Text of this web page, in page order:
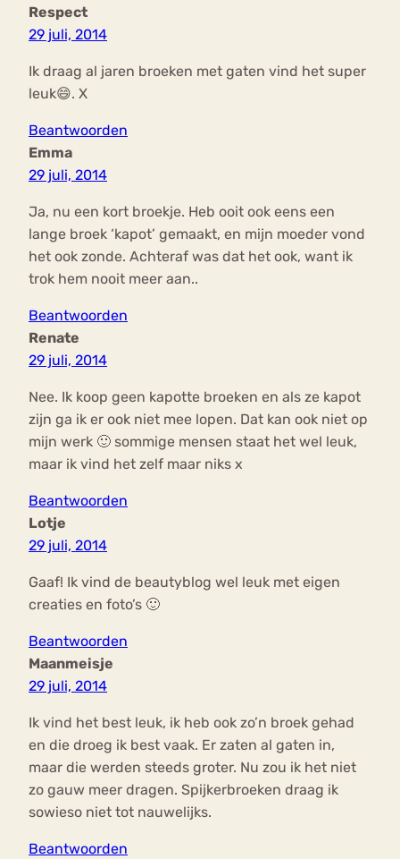
Respect
29 juli, 2014
Ik draag al jaren broeken met gaten vind het super
leuk😄. X
Beantwoorden
Emma
29 juli, 2014
Ja, nu een kort broekje. Heb ooit ook eens een
lange broek ‘kapot’ gemaakt, en mijn moeder vond
het ook zonde. Achteraf was dat het ook, want ik
trok hem nooit meer aan..
Beantwoorden
Renate
29 juli, 2014
Nee. Ik koop geen kapotte broeken en als ze kapot
zijn ga ik er ook niet mee lopen. Dat kan ook niet op
mijn werk 🙂 sommige mensen staat het wel leuk,
maar ik vind het zelf maar niks x
Beantwoorden
Lotje
29 juli, 2014
Gaaf! Ik vind de beautyblog wel leuk met eigen
creaties en foto’s 🙂
Beantwoorden
Maanmeisje
29 juli, 2014
Ik vind het best leuk, ik heb ook zo’n broek gehad
en die droeg ik best vaak. Er zaten al gaten in,
maar die werden steeds groter. Nu zou ik het niet
zo gauw meer dragen. Spijkerbroeken draag ik
sowieso niet tot nauwelijks.
Beantwoorden